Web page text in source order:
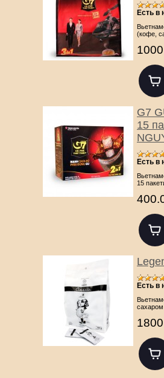
Есть в
(кофе,
G7
15
Есть в
15
Есть в
сахаром